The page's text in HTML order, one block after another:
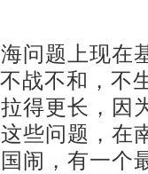
题上现在
战不和，不
得更长，因
些问题，在
闹，有一个